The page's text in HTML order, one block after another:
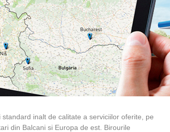
inalt de calitate a serviciilor oferite, pe
din Balcani si Europa de est. Birourile